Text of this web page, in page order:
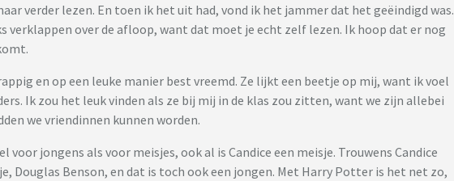
verder lezen. En toen ik het uit had, vond ik het jammer dat het geëindigd was.
verklappen over de afloop, want dat moet je echt zelf lezen. Ik hoop dat er nog
en op een leuke manier best vreemd. Ze lijkt een beetje op mij, want ik voel
Ik zou het leuk vinden als ze bij mij in de klas zou zitten, want we zijn allebei
we vriendinnen kunnen worden.
voor jongens als voor meisjes, ook al is Candice een meisje. Trouwens Candice
Douglas Benson, en dat is toch ook een jongen. Met Harry Potter is het net zo,